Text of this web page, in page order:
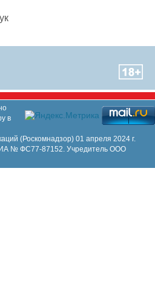
в
(Роскомнадзор) 01 апреля 2024 г.
ИА № ФС77-87152. Учредитель ООО